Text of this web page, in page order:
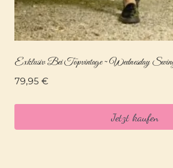
Exklusiv Bei Topvintage ~ Wednesday
79,95 €
Jetzt kaufen